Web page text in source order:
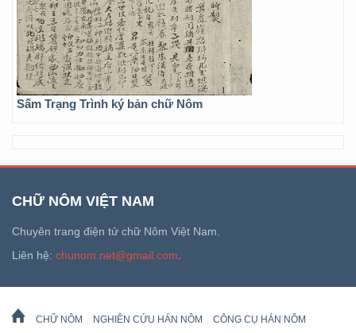
Sấm Trạng Trình ký bản chữ Nôm
CHỮ NÔM VIỆT NAM
Chuyên trang điện tử chữ Nôm Việt Nam.
Liên hệ: chunom.net@gmail.com
CHỮ NÔM NGHIÊN CỨU HÁN NÔM CÔNG CỤ HÁN NÔM